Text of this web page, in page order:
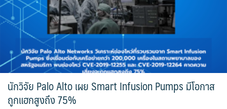
นักวิจัย Palo Alto เผย Smart Infusion Pumps มีโอกาส
ถูกแฮกสูงถึง 75%